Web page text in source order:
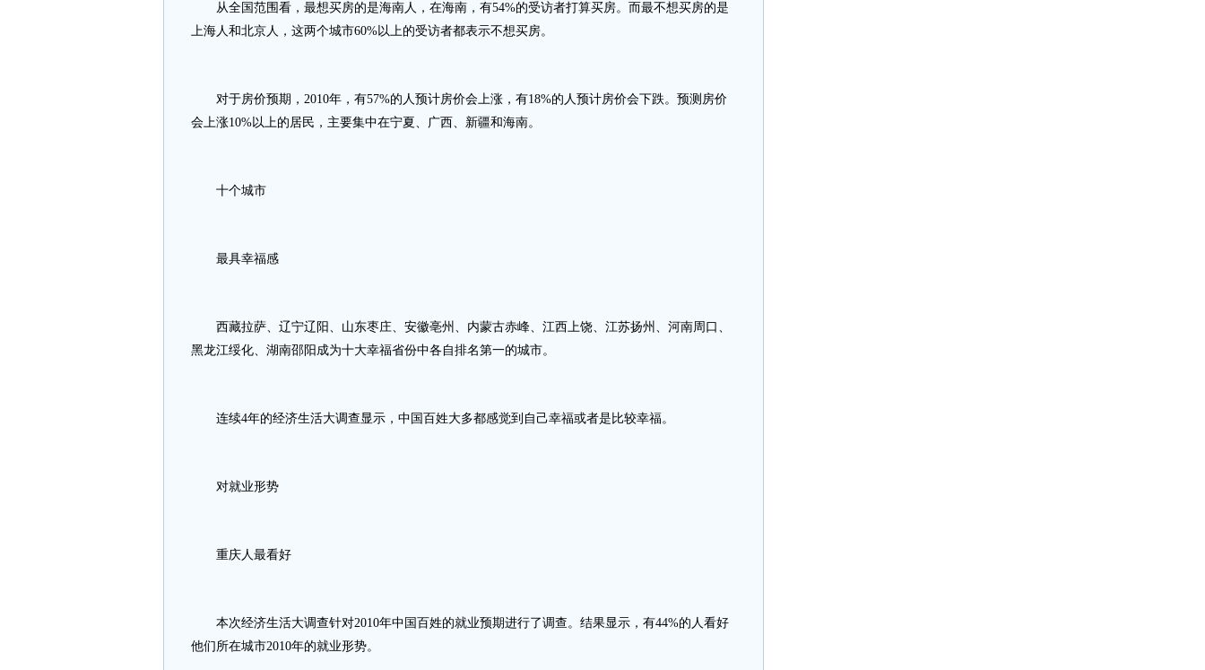
从全国范围看，最想买房的是海南人，在海南，有54%的受访者打算买房。而最不想买房的是
上海人和北京人，这两个城市60%以上的受访者都表示不想买房。
对于房价预期，2010年，有57%的人预计房价会上涨，有18%的人预计房价会下跌。预测房价
会上涨10%以上的居民，主要集中在宁夏、广西、新疆和海南。
十个城市
最具幸福感
西藏拉萨、辽宁辽阳、山东枣庄、安徽亳州、内蒙古赤峰、江西上饶、江苏扬州、河南周口、
黑龙江绥化、湖南邵阳成为十大幸福省份中各自排名第一的城市。
连续4年的经济生活大调查显示，中国百姓大多都感觉到自己幸福或者是比较幸福。
对就业形势
重庆人最看好
本次经济生活大调查针对2010年中国百姓的就业预期进行了调查。结果显示，有44%的人看好
他们所在城市2010年的就业形势。